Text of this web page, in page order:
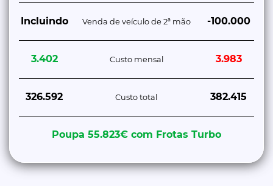
Incluindo Venda de veículo de 2ª mão -100.000
3.402 Custo mensal 3.983
326.592 Custo total 382.415
Poupa 55.823€ com Frotas Turbo